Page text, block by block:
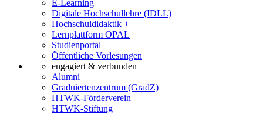
E-Learning
Digitale Hochschullehre (IDLL)
Hochschuldidaktik +
Lernplattform OPAL
Studienportal
Öffentliche Vorlesungen
engagiert & verbunden
Alumni
Graduiertenzentrum (GradZ)
HTWK-Förderverein
HTWK-Stiftung